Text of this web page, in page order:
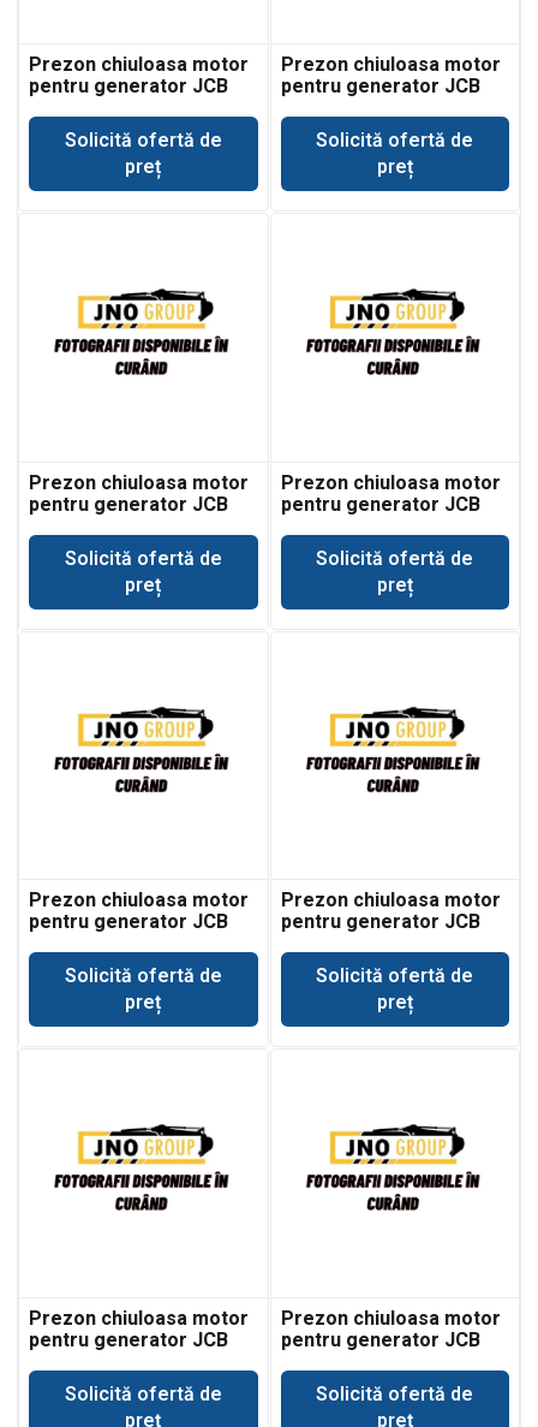
Prezon chiuloasa motor
pentru generator JCB
Solicită ofertă de
preț
Prezon chiuloasa motor
pentru generator JCB
Solicită ofertă de
preț
Prezon chiuloasa motor
pentru generator JCB
Solicită ofertă de
preț
Prezon chiuloasa motor
pentru generator JCB
Solicită ofertă de
preț
Prezon chiuloasa motor
pentru generator JCB
Solicită ofertă de
preț
Prezon chiuloasa motor
pentru generator JCB
Solicită ofertă de
preț
Prezon chiuloasa motor
pentru generator JCB
Solicită ofertă de
preț
Prezon chiuloasa motor
pentru generator JCB
Solicită ofertă de
preț